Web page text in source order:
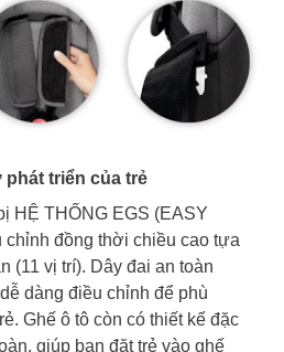
triển của trẻ
HỆ THỐNG EGS (EASY
chỉnh đồng thời chiều cao tựa
(11 vị trí). Dây đai an toàn
dàng điều chỉnh để phù
Ghế ô tô còn có thiết kế đặc
giúp bạn đặt trẻ vào ghế